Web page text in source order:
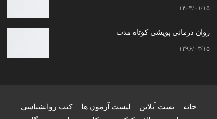
۱۴۰۳/۰۱/۱۵
روان درمانی پویشی کوتاه مدت
۱۳۹۶/۰۳/۱۵
خانه تست آنلاین لیست آزمون ها
کتب روانشناسی